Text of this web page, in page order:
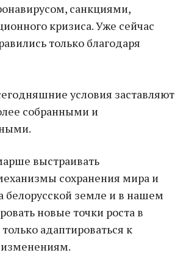
санкциями,
кризиса. Уже сейчас
только благодаря
условия заставляют
собранными и
выстраивать
сохранения мира и
белорусской земле и в нашем
новые точки роста в
адаптироваться к